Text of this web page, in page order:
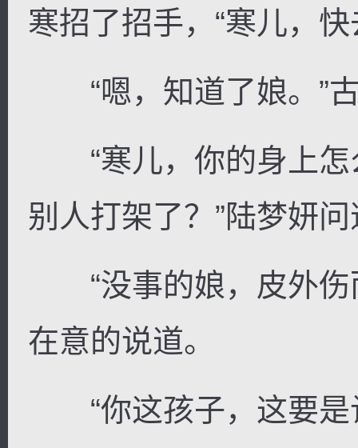
寒招了招手，“寒儿，
“嗯，知道了娘。”古
“寒儿，你的身上怎
别人打架了？”陆梦妍
“没事的娘，皮外伤
在意的说道。
“你这孩子，这要是